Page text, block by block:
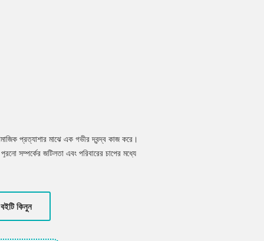
প্রত্যাশার মাঝে এক গভীর দ্বন্দ্ব কাজ করে।
পুরনো সম্পর্কের জটিলতা এবং পরিবারের চাপের মধ্যে
দ্বিধা ও গ্যামোফোবিয়ার (বিয়ের প্রতি
বইটি কিনুন